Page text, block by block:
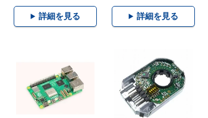
詳細を見る 詳細を見る